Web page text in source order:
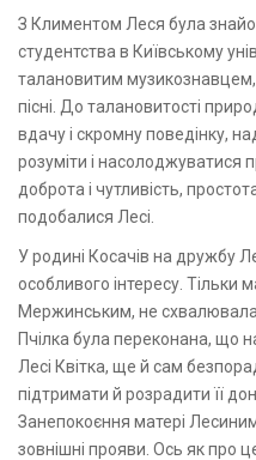
З Климентом Леся була
студентства в Київському
талановитим музикознавцем,
пісні. До талановитості
вдачу і скромну поведінку,
розуміти і насолоджуватися
доброта і чутливість,
подобалися Лесі.
У родині Косачів на дружбу
особливого інтересу. Тільки
Мержинським, не схвалювала
Пчілка була переконана, що
Лесі Квітка, ще й сам
підтримати й розрадити її
Занепокоєння матері
зовнішні прояви. Ось як про